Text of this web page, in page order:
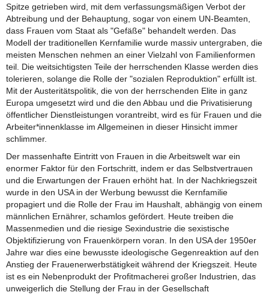
Spitze getrieben wird, mit dem verfassungsmäßigen Verbot der
Abtreibung und der Behauptung, sogar von einem UN-Beamten,
dass Frauen vom Staat als "Gefäße" behandelt werden. Das
Modell der traditionellen Kernfamilie wurde massiv untergraben, die
meisten Menschen nehmen an einer Vielzahl von Familienformen
teil. Die weitsichtigsten Teile der herrschenden Klasse werden dies
tolerieren, solange die Rolle der "sozialen Reproduktion" erfüllt ist.
Mit der Austeritätspolitik, die von der herrschenden Elite in ganz
Europa umgesetzt wird und die den Abbau und die Privatisierung
öffentlicher Dienstleistungen vorantreibt, wird es für Frauen und die
Arbeiter*innenklasse im Allgemeinen in dieser Hinsicht immer
schlimmer.
Der massenhafte Eintritt von Frauen in die Arbeitswelt war ein
enormer Faktor für den Fortschritt, indem er das Selbstvertrauen
und die Erwartungen der Frauen erhöht hat. In der Nachkriegszeit
wurde in den USA in der Werbung bewusst die Kernfamilie
propagiert und die Rolle der Frau im Haushalt, abhängig von einem
männlichen Ernährer, schamlos gefördert. Heute treiben die
Massenmedien und die riesige Sexindustrie die sexistische
Objektifizierung von Frauenkörpern voran. In den USA der 1950er
Jahre war dies eine bewusste ideologische Gegenreaktion auf den
Anstieg der Frauenerwerbstätigkeit während der Kriegszeit. Heute
ist es ein Nebenprodukt der Profitmacherei großer Industrien, das
unweigerlich die Stellung der Frau in der Gesellschaft